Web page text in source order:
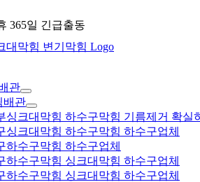
365일 긴급출동
관
배관
싱크대막힘 하수구막힘 기름제거 확실
싱크대막힘 하수구막힘 하수구업체
하수구막힘 하수구업체
하수구막힘 싱크대막힘 하수구업체
하수구막힘 싱크대막힘 하수구업체